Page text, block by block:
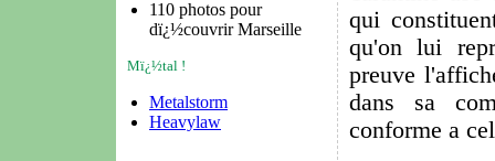
110 photos pour
dï¿½couvrir Marseille
Mï¿½tal !
Metalstorm
Heavylaw
qui
qu'on lui
preuve
dans sa
conforme a